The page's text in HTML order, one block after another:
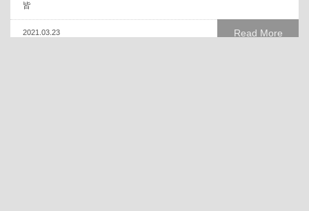
皆
Read More
2021.03.23